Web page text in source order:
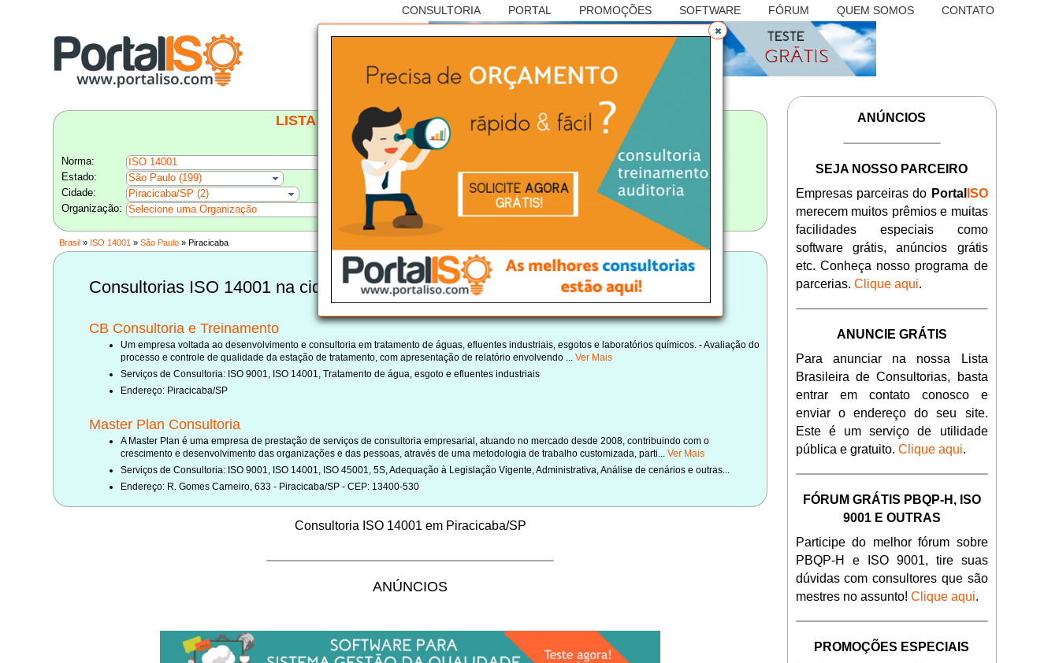
CONSULTORIA PORTAL PROMOÇÕES SOFTWARE FÓRUM QUEM SOMOS CONTATO
Anúncio
LISTA BRASILEIRA DE CONSULTORIAS
ISO 14001
Norma:
ISO 14001
Estado:
São Paulo (199)
Cidade:
Piracicaba/SP (2)
Organização:
Selecione uma Organização
ANÚNCIOS
SEJA NOSSO PARCEIRO
Empresas parceiras do PortalISO
merecem muitos prêmios e muitas
facilidades especiais como
software grátis, anúncios grátis
etc. Conheça nosso programa de
parcerias. Clique aqui.
ANUNCIE GRÁTIS
Para anunciar na nossa Lista
Brasileira de Consultorias, basta
entrar em contato conosco e
enviar o endereço do seu site.
Este é um serviço de utilidade
pública e gratuito. Clique aqui.
FÓRUM GRÁTIS PBQP-H, ISO
9001 E OUTRAS
Participe do melhor fórum sobre
PBQP-H e ISO 9001, tire suas
dúvidas com consultores que são
mestres no assunto! Clique aqui.
PROMOÇÕES ESPECIAIS
Brasil» ISO 14001 » São Paulo» Piracicaba
Consultorias ISO 14001 na cidade de Piracicaba/SP:
CB Consultoria e Treinamento
Um empresa voltada ao desenvolvimento e consultoria em tratamento de águas, efluentes industriais, esgotos e laboratórios químicos. - Avaliação do
processo e controle de qualidade da estação de tratamento, com apresentação de relatório envolvendo ...Ver Mais
Serviços de Consultoria: ISO 9001, ISO 14001, Tratamento de água, esgoto e efluentes industriais
Endereço: Piracicaba/SP
Master Plan Consultoria
A Master Plan é uma empresa de prestação de serviços de consultoria empresarial, atuando no mercado desde 2008, contribuindo com o
crescimento e desenvolvimento das organizações e das pessoas, através de uma metodologia de trabalho customizada, parti...Ver Mais
Serviços de Consultoria: ISO 9001, ISO 14001, ISO 45001, 5S, Adequação à Legislação Vigente, Administrativa, Análise de cenários e outras...
Endereço: R. Gomes Carneiro, 633 - Piracicaba/SP - CEP: 13400-530
Consultoria ISO 14001 em Piracicaba/SP
ANÚNCIOS